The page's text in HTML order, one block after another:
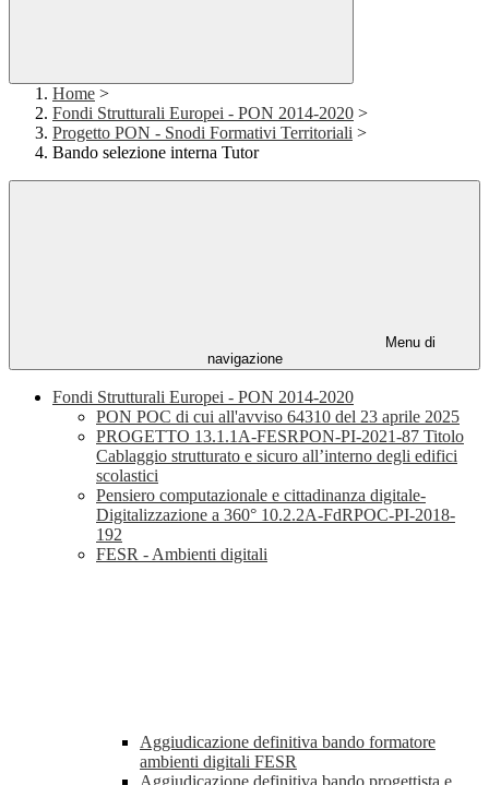
Home >
Fondi Strutturali Europei - PON 2014-2020 >
Progetto PON - Snodi Formativi Territoriali >
Bando selezione interna Tutor
Menu di
navigazione
Fondi Strutturali Europei - PON 2014-2020
PON POC di cui all'avviso 64310 del 23 aprile 2025
PROGETTO 13.1.1A-FESRPON-PI-2021-87 Titolo
Cablaggio strutturato e sicuro all’interno degli edifici
scolastici
Pensiero computazionale e cittadinanza digitale-
Digitalizzazione a 360° 10.2.2A-FdRPOC-PI-2018-
192
FESR - Ambienti digitali
Aggiudicazione definitiva bando formatore
ambienti digitali FESR